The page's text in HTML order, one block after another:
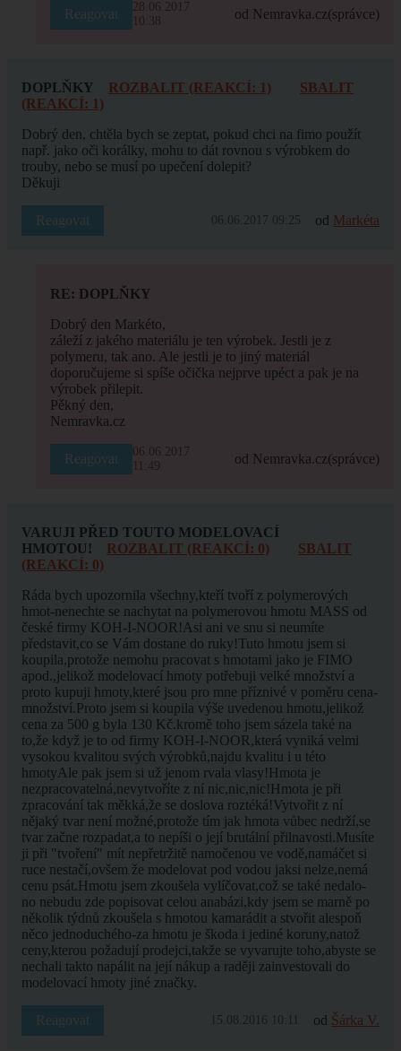
Reagovat
28.06.2017
10:38
od Nemravka.cz(správce)
DOPLŇKY ROZBALIT (REAKCÍ: 1)
SBALIT
(REAKCÍ: 1)
Dobrý den, chtěla bych se zeptat, pokud chci na fimo použít
např. jako oči korálky, mohu to dát rovnou s výrobkem do
trouby, nebo se musí po upečení dolepit?
Děkuji
Reagovat 06.06.2017 09:25 od Markéta
RE: DOPLŇKY
Dobrý den Markéto,
záleží z jakého materiálu je ten výrobek. Jestli je z
polymeru, tak ano. Ale jestli je to jiný materiál
doporučujeme si spíše očička nejprve upéct a pak je na
výrobek přilepit.
Pěkný den,
Nemravka.cz
Reagovat
06.06.2017
11:49
od Nemravka.cz(správce)
VARUJI PŘED TOUTO MODELOVACÍ
HMOTOU!
ROZBALIT (REAKCÍ: 0)
SBALIT
(REAKCÍ: 0)
Ráda bych upozornila všechny,kteří tvoří z polymerových
hmot-nenechte se nachytat na polymerovou hmotu MASS od
české firmy KOH-I-NOOR!Asi ani ve snu si neumíte
představit,co se Vám dostane do ruky!Tuto hmotu jsem si
koupila,protože nemohu pracovat s hmotami jako je FIMO
apod.,jelikož modelovací hmoty potřebuji velké množství a
proto kupuji hmoty,které jsou pro mne příznivé v poměru cena-
množství.Proto jsem si koupila výše uvedenou hmotu,jelikož
cena za 500 g byla 130 Kč.kromě toho jsem sázela také na
to,že když je to od firmy KOH-I-NOOR,která vyniká velmi
vysokou kvalitou svých výrobků,najdu kvalitu i u této
hmotyAle pak jsem si už jenom rvala vlasy!Hmota je
nezpracovatelná,nevytvoříte z ní nic,nic,nic!Hmota je při
zpracování tak měkká,že se doslova roztéká!Vytvořit z ní
nějaký tvar není možné,protože tím jak hmota vůbec nedrží,se
tvar začne rozpadat,a to nepíši o její brutální přilnavosti.Musíte
ji při "tvoření" mít nepřetržitě namočenou ve vodě,namáčet si
ruce nestačí,ovšem že modelovat pod vodou jaksi nelze,nemá
cenu psát.Hmotu jsem zkoušela vylíčovat,což se také nedalo-
no nebudu zde popisovat celou anabázi,kdy jsem se marně po
několik týdnů zkoušela s hmotou kamarádit a stvořit alespoň
něco jednoduchého-za hmotu je škoda i jediné koruny,natož
ceny,kterou požadují prodejci,takže se vyvarujte toho,abyste se
nechali takto napálit na její nákup a raději zainvestovali do
modelovací hmoty jiné značky.
Reagovat 15.08.2016 10:11 od Šárka V.